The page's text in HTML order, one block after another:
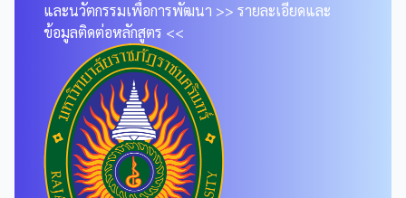
และนวัตกรรมเพื่อการพัฒนา >> รายละเอียดและ
ข้อมูลติดต่อหลักสูตร <<